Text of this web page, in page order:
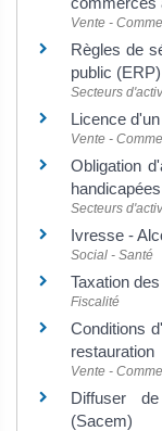
Vente -
Règles de
public (ERP)
Secteurs
Licence
Vente -
Obligation
handicapées
Secteurs
Ivresse -
Social - Santé
Taxation
Fiscalité
Conditions
restauration
Vente -
Diffuser
(Sacem)